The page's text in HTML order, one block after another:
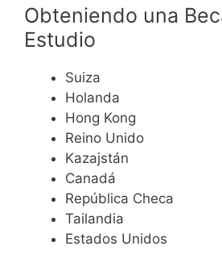
Obteniendo una
Estudio
Suiza
Holanda
Hong Kong
Reino Unido
Kazajstán
Canadá
República Checa
Tailandia
Estados Unidos